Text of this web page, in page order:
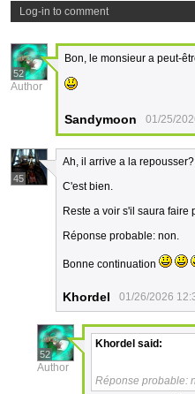
Log-in to comment
52
Author
Bon, le monsieur a peut-
Sandymoon 01/25/
45
Ah, il arrive a la repousser?
C'est bien.
Reste a voir s'il saura faire
Réponse probable: non.
Bonne continuation
Khordel 01/26/2026
52
Author
Khordel said:
Réponse probable: